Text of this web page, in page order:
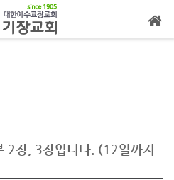
2장, 3장입니다. (12일까지